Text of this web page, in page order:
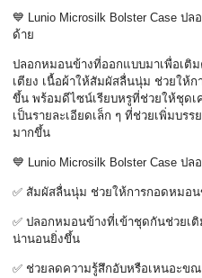
💙 Lunio Microsilk Bolster Case ปล
ด้าย
ปลอกหมอนข้างที่ออกแบบมาเพื่อเติ
เตียง เนื้อผ้าให้สัมผัสลื่นนุ่ม ช่วยให้
ขึ้น พร้อมดีไซน์เรียบหรูที่ช่วยให้ชุด
เป็นรายละเอียดเล็ก ๆ ที่ช่วยเพิ่มบร
มากขึ้น
💙 Lunio Microsilk Bolster Case ปล
✅ สัมผัสลื่นนุ่ม ช่วยให้การกอดหมอน
✅ ปลอกหมอนข้างที่เข้าชุดกันช่วยเ
น่านอนยิ่งขึ้น
✅ ช่วยลดความรู้สึกอับหรือเหนอะข